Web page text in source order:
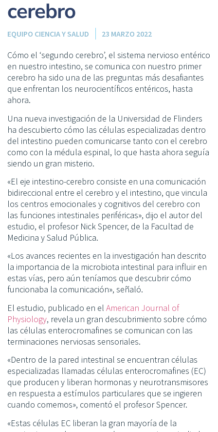
cerebro
EQUIPO CIENCIA Y SALUD 23 MARZO 2022
Cómo el ‘segundo cerebro’, el sistema nervioso entérico
en nuestro intestino, se comunica con nuestro primer
cerebro ha sido una de las preguntas más desafiantes
que enfrentan los neurocientíficos entéricos, hasta
ahora.
Una nueva investigación de la Universidad de Flinders
ha descubierto cómo las células especializadas dentro
del intestino pueden comunicarse tanto con el cerebro
como con la médula espinal, lo que hasta ahora seguía
siendo un gran misterio.
«El eje intestino-cerebro consiste en una comunicación
bidireccional entre el cerebro y el intestino, que vincula
los centros emocionales y cognitivos del cerebro con
las funciones intestinales periféricas», dijo el autor del
estudio, el profesor Nick Spencer, de la Facultad de
Medicina y Salud Pública.
«Los avances recientes en la investigación han descrito
la importancia de la microbiota intestinal para influir en
estas vías, pero aún teníamos que descubrir cómo
funcionaba la comunicación», señaló.
El estudio, publicado en el American Journal of
Physiology, revela un gran descubrimiento sobre cómo
las células enterocromafines se comunican con las
terminaciones nerviosas sensoriales.
«Dentro de la pared intestinal se encuentran células
especializadas llamadas células enterocromafines (EC)
que producen y liberan hormonas y neurotransmisores
en respuesta a estímulos particulares que se ingieren
cuando comemos», comentó el profesor Spencer.
«Estas células EC liberan la gran mayoría de la